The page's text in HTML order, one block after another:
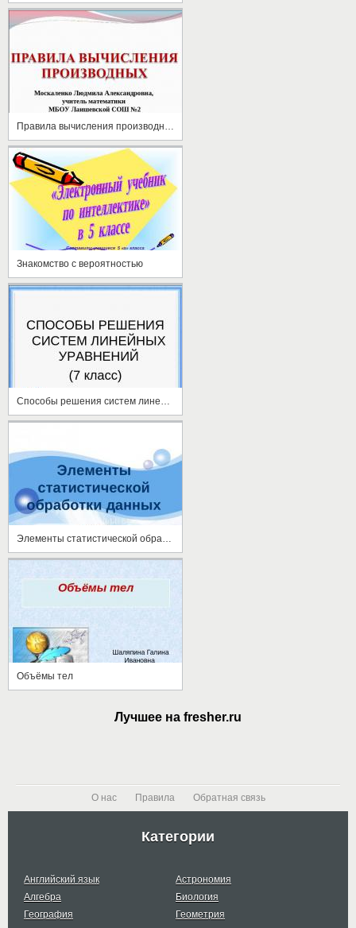
Знакомство с вероятностью
Объёмы тел
Лучшее на fresher.ru
О нас Правила Обратная связь
Категории
Английский язык
Астрономия
Алгебра
Биология
География
Геометрия